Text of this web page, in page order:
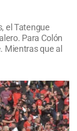
el Tatengue
Para Colón
Mientras que al